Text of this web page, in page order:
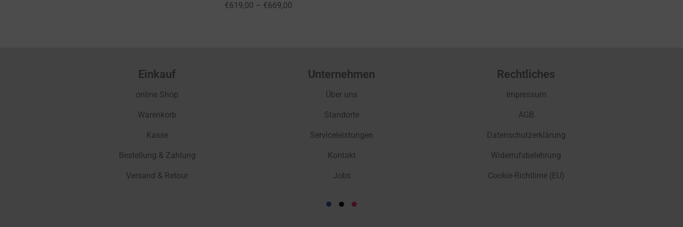
€619,00 – €669,00
Einkauf
online Shop
Warenkorb
Kasse
Bestellung & Zahlung
Versand & Retour
Unternehmen
Über uns
Standorte
Serviceleistungen
Kontakt
Jobs
Rechtliches
Impressum
AGB
Datenschutzerklärung
Widerrufsbelehrung
Cookie-Richtlinie (EU)